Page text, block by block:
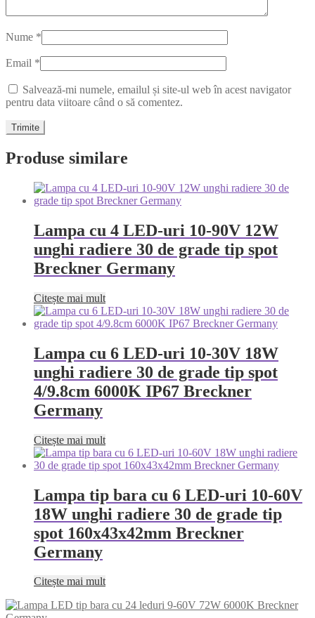
Nume *
Email *
Salvează-mi numele, emailul și site-ul web în acest navigator
pentru data viitoare când o să comentez.
Produse similare
Lampa cu 4 LED-uri 10-90V 12W
unghi radiere 30 de grade tip spot
Breckner Germany
Citește mai mult
Lampa cu 6 LED-uri 10-30V 18W
unghi radiere 30 de grade tip spot
4/9.8cm 6000K IP67 Breckner
Germany
Citește mai mult
Lampa tip bara cu 6 LED-uri 10-60V
18W unghi radiere 30 de grade tip
spot 160x43x42mm Breckner
Germany
Citește mai mult